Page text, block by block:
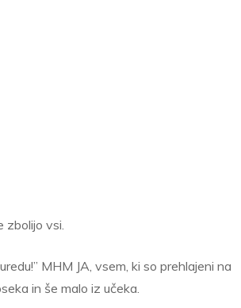
zbolijo vsi.
MHM JA, vsem, ki so prehlajeni na
in še malo iz učeka.